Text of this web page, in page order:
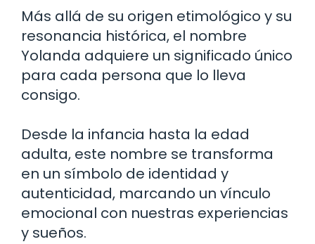
Más allá de su origen etimológico y su
resonancia histórica, el nombre
Yolanda adquiere un significado único
para cada persona que lo lleva
consigo.
Desde la infancia hasta la edad
adulta, este nombre se transforma
en un símbolo de identidad y
autenticidad, marcando un vínculo
emocional con nuestras experiencias
y sueños.